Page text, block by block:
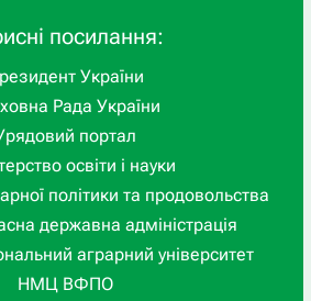
посилання:
України
Рада України
портал
освіти і науки
політики та продовольства
державна адміністрація
аграрний університет
НМЦ ВФПО